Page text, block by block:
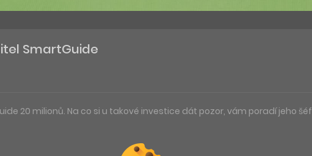
SmartGuide
20 milionů. Na co si u takové investice dát pozor, vám poradí jeho šéf